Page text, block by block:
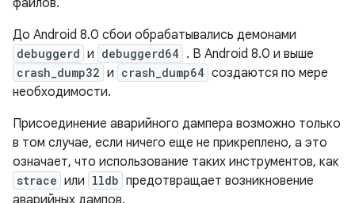
файлов.
До Android 8.0 сбои обрабатывались демонами
debuggerd и debuggerd64 . В Android 8.0 и выше
crash_dump32 и crash_dump64 создаются по мере
необходимости.
Присоединение аварийного дампера возможно только
в том случае, если ничего еще не прикреплено, а это
означает, что использование таких инструментов, как
strace или lldb предотвращает возникновение
аварийных дампов.